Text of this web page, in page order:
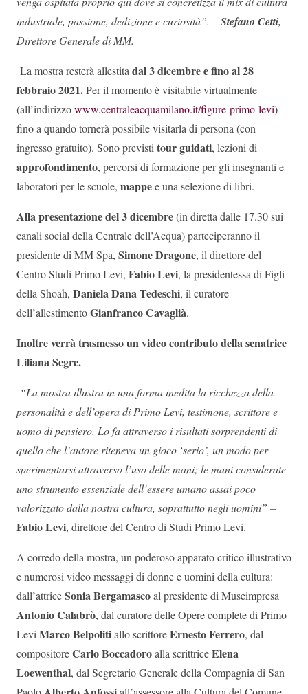
industriale, passione, dedizione e curiosità”. –Stefano Cetti,
Direttore Generale di MM.
La mostra resterà allestitadal 3 dicembre e fino al 28
febbraio 2021.Per il momento è visitabile virtualmente
(all’indirizzowww.centraleacquamilano.it/figure-primo-levi)
fino a quando tornerà possibile visitarla di persona (con
ingresso gratuito). Sono previstitour guidati, lezioni di
approfondimento, percorsi di formazione per gli insegnanti e
laboratori per le scuole, mappee una selezione di libri.
Alla presentazione del 3 dicembre(in diretta dalle 17.30 sui
canali social della Centrale dell’Acqua) parteciperanno il
presidente di MM Spa, Simone Dragone, il direttore del
Centro Studi Primo Levi, Fabio Levi, la presidentessa di Figli
della Shoah, Daniela Dana Tedeschi, il curatore
dell’allestimentoGianfranco Cavaglià.
Inoltre verrà trasmesso un video contributo della senatrice
Liliana Segre.
“La mostra illustra in una forma inedita la ricchezza della
personalità e dell’opera di Primo Levi, testimone, scrittore e
uomo di pensiero. Lo fa attraverso i risultati sorprendenti di
quello che l’autore riteneva un gioco ‘serio’, un modo per
sperimentarsi attraverso l’uso delle mani; le mani considerate
uno strumento essenziale dell’essere umano assai poco
valorizzato dalla nostra cultura, soprattutto negli uomini” –
Fabio Levi, direttore del Centro di Studi Primo Levi.
A corredo della mostra, un poderoso apparato critico illustrativo
e numerosi video messaggi di donne e uomini della cultura:
dall’attriceSonia Bergamascoal presidente di Museimpresa
Antonio Calabrò, dal curatore delle Opere complete di Primo
LeviMarco Belpolitiallo scrittoreErnesto Ferrero, dal
compositoreCarlo Boccadoroalla scrittriceElena
Loewenthal, dal Segretario Generale della Compagnia di San